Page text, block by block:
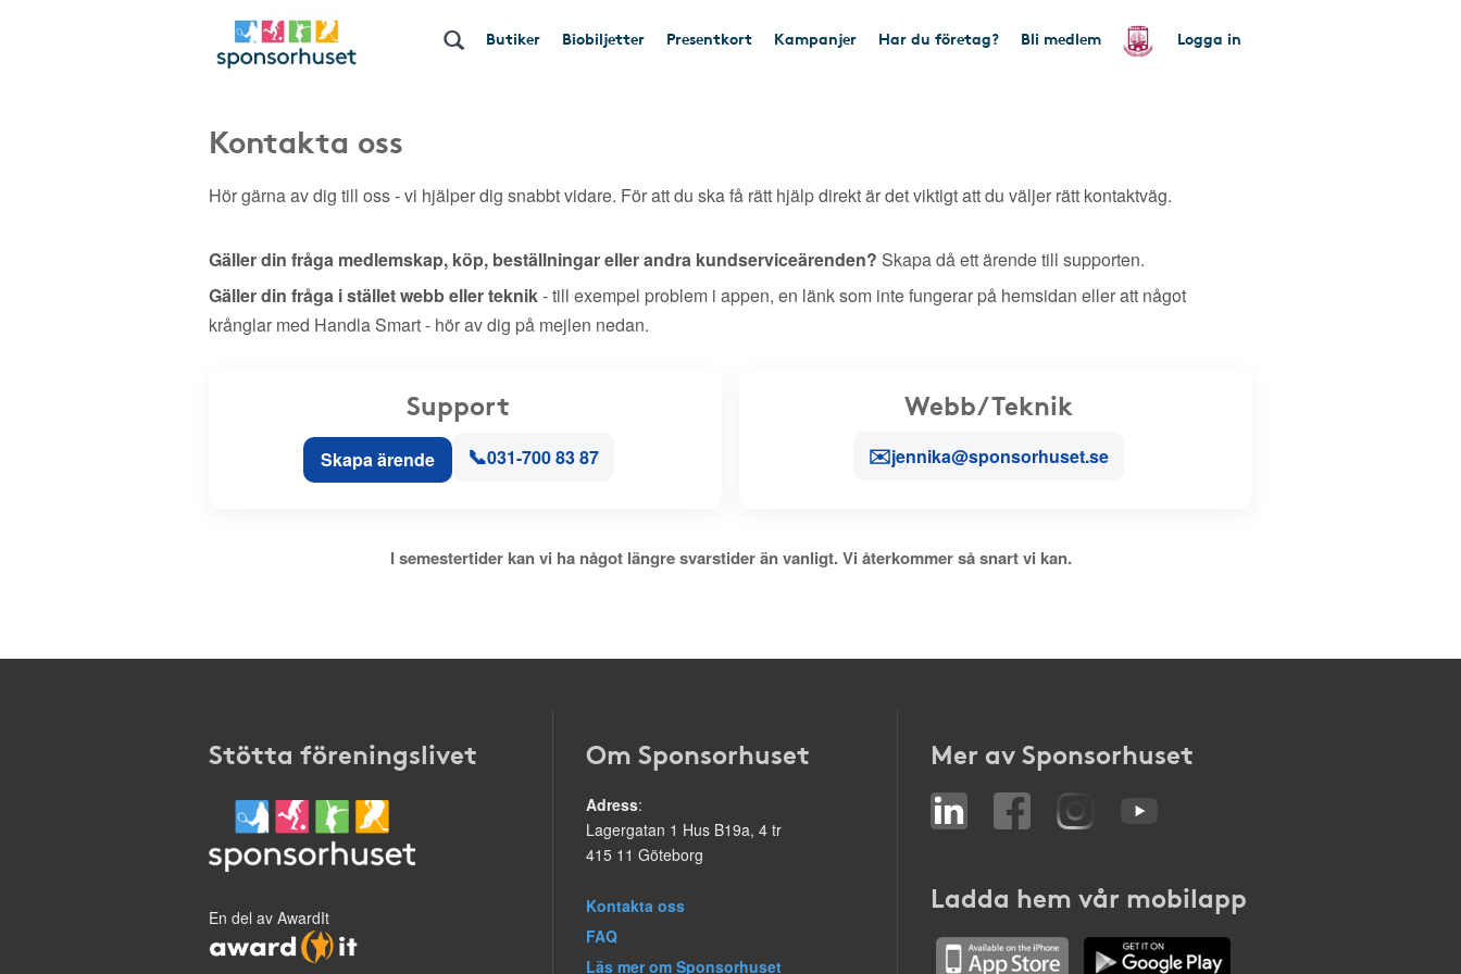
Butiker Biobiljetter Presentkort Kampanjer Har du företag? Bli medlem Logga in
Kontakta oss
Hör gärna av dig till oss - vi hjälper dig snabbt vidare. För att du ska få rätt hjälp direkt är det viktigt att du väljer rätt kontaktväg.
Gäller din fråga medlemskap, köp, beställningar eller andra kundserviceärenden? Skapa då ett ärende till supporten.
Gäller din fråga i stället webb eller teknik- till exempel problem i appen, en länk som inte fungerar på hemsidan eller att något
krånglar med Handla Smart - hör av dig på mejlen nedan.
Support
Skapa ärende 📞031-700 83 87
Webb/Teknik
✉️jennika@sponsorhuset.se
I semestertider kan vi ha något längre svarstider än vanligt. Vi återkommer så snart vi kan.
Stötta föreningslivet
En del av AwardIt
Om Sponsorhuset
Adress:
Lagergatan 1 Hus B19a, 4 tr
415 11 Göteborg
Kontakta oss
FAQ
Läs mer om Sponsorhuset
Mer av Sponsorhuset
Ladda hem vår mobilapp